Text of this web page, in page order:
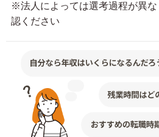
※法人によっては選考過程が異
認ください